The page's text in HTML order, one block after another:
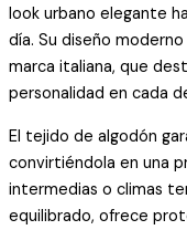
look urbano elegante
día. Su diseño
marca italiana, que
personalidad en cada
El tejido de algodón
convirtiéndola en una
intermedias o climas
equilibrado, ofrece